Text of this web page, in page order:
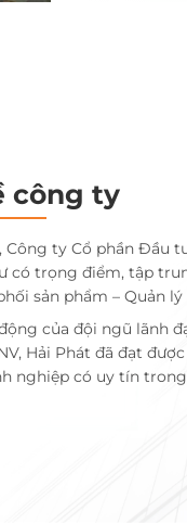
công ty
Công ty Cổ phần Đầu
có trọng điểm, tập
sản phẩm – Quản
của đội ngũ lãnh
Hải Phát đã đạt
nghiệp có uy tín